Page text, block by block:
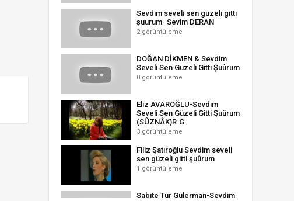
Sevdim seveli sen güzeli gitti
şuurum- Sevim DERAN
2 görüntüleme
DOĞAN DİKMEN & Sevdim
Seveli Sen Güzeli Gitti Şuûrum
0 görüntüleme
Eliz AVAROĞLU-Sevdim
Seveli Sen Güzeli Gitti Şuûrum
(SÛZNÂK)R.G.
3 görüntüleme
Filiz Şatıroğlu Sevdim seveli
sen güzeli gitti şuûrum
1 görüntüleme
Sabite Tur Gülerman-Sevdim